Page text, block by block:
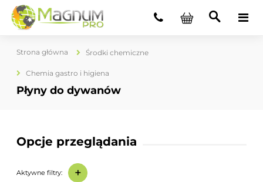
Strona główna Środki chemiczne
Chemia gastro i higiena
Płyny do dywanów
Opcje przeglądania
Aktywne filtry: +